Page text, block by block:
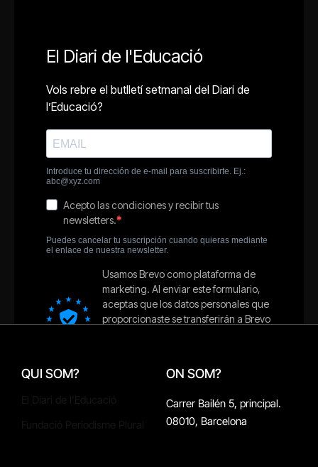
QUI SOM? ON SOM?
Carrer Bailén 5, principal.
08010, Barcelona